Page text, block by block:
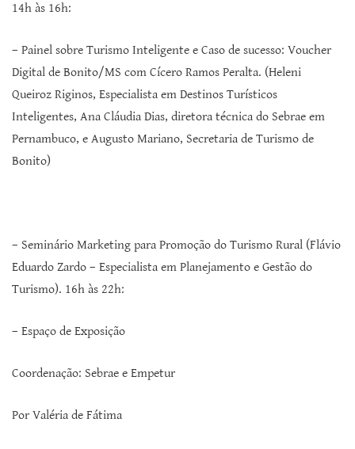
14h às 16h:
– Painel sobre Turismo Inteligente e Caso de sucesso: Voucher
Digital de Bonito/MS com Cícero Ramos Peralta. (Heleni
Queiroz Riginos, Especialista em Destinos Turísticos
Inteligentes, Ana Cláudia Dias, diretora técnica do Sebrae em
Pernambuco, e Augusto Mariano, Secretaria de Turismo de
Bonito)
– Seminário Marketing para Promoção do Turismo Rural (Flávio
Eduardo Zardo – Especialista em Planejamento e Gestão do
Turismo). 16h às 22h:
– Espaço de Exposição
Coordenação: Sebrae e Empetur
Por Valéria de Fátima